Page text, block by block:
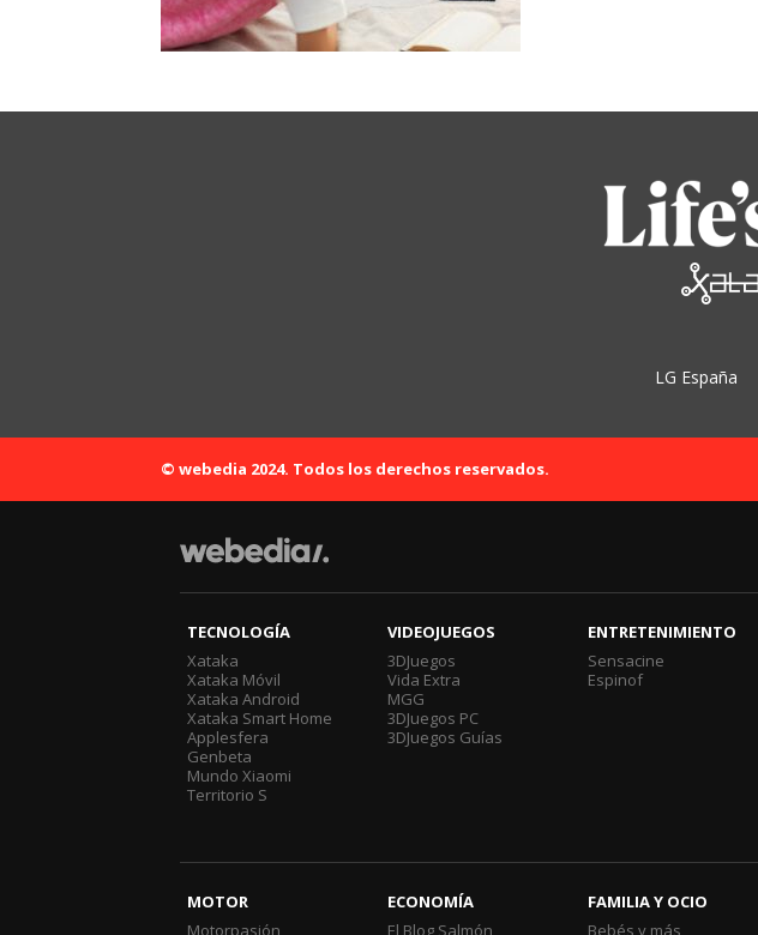
LG España
© webedia 2024. Todos los derechos reservados.
TECNOLOGÍA
Xataka
Xataka Móvil
Xataka Android
Xataka Smart Home
Applesfera
Genbeta
Mundo Xiaomi
Territorio S
VIDEOJUEGOS
3DJuegos
Vida Extra
MGG
3DJuegos PC
3DJuegos Guías
ENTRETENIMIENTO
Sensacine
Espinof
MOTOR
Motorpasión
ECONOMÍA
El Blog Salmón
FAMILIA Y OCIO
Bebés y más